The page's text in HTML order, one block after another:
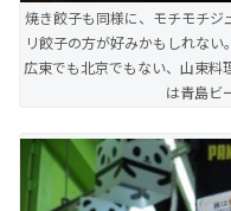
焼き餃子も同様に、モチモチジ
リ餃子の方が好みかもしれな
広東でも北京でもない、山東料
は青島ビ